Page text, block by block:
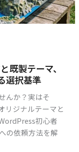
既製テーマ、
選択基準
んか？実はそ
リジナルテーマと
初心者
の依頼方法を解